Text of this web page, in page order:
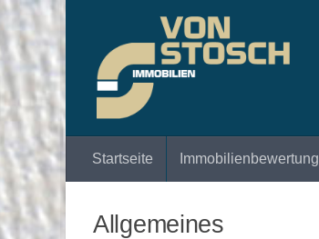
Zum Inhalt springen
Startseite Immobilienbewertung
Allgemeines